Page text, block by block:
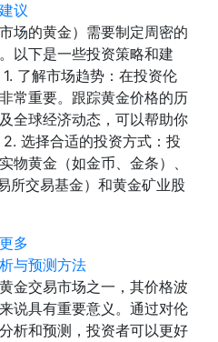
议
场的黄金）需要制定周密的
以下是一些投资策略和建
了解市场趋势：在投资伦
常重要。跟踪黄金价格的历
全球经济动态，可以帮助你
选择合适的投资方式：投
物黄金（如金币、金条）、
所交易基金）和黄金矿业股
多
与预测方法
金交易市场之一，其价格波
说具有重要意义。通过对伦
析和预测，投资者可以更好